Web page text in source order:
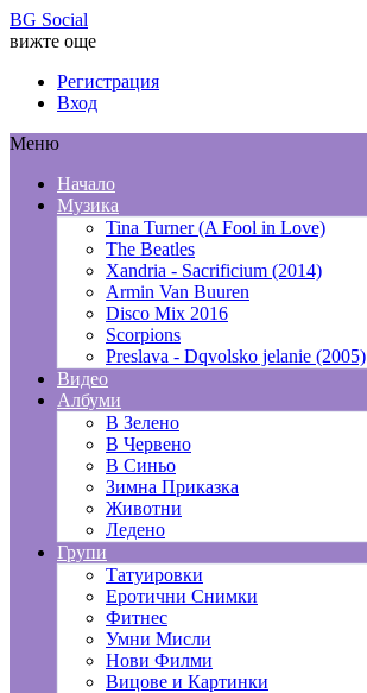
BG Social
вижте още
Регистрация
Вход
Меню
Начало
Музика
Tina Turner (A Fool in Love)
The Beatles
Xandria - Sacrificium (2014)
Armin Van Buuren
Disco Mix 2016
Scorpions
Preslava - Dqvolsko jelanie (2005)
Видео
Албуми
В Зелено
В Червено
В Синьо
Зимна Приказка
Животни
Ледено
Групи
Татуировки
Еротични Снимки
Фитнес
Умни Мисли
Нови Филми
Вицове и Картинки